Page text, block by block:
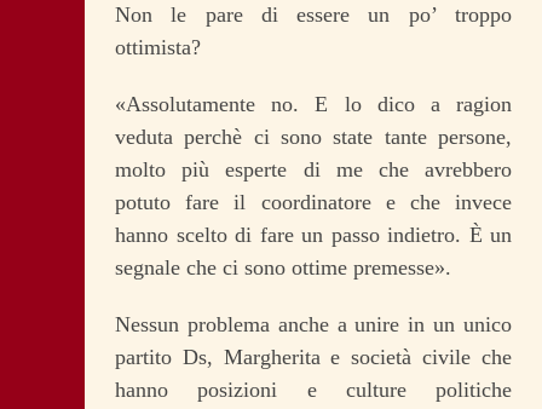
Non le pare di essere un po’ troppo
ottimista?
«Assolutamente no. E lo dico a ragion
veduta perchè ci sono state tante persone,
molto più esperte di me che avrebbero
potuto fare il coordinatore e che invece
hanno scelto di fare un passo indietro. È un
segnale che ci sono ottime premesse».
Nessun problema anche a unire in un unico
partito Ds, Margherita e società civile che
hanno posizioni e culture politiche